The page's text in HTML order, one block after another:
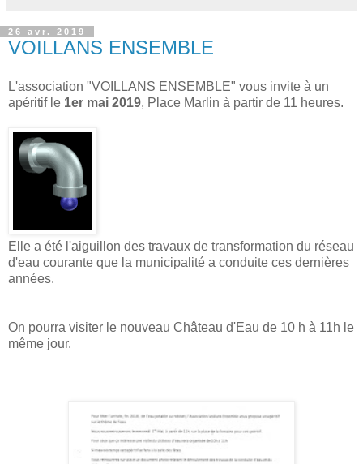
26 avr. 2019
VOILLANS ENSEMBLE
L'association "VOILLANS ENSEMBLE" vous invite à un
apéritif le 1er mai 2019, Place Marlin à partir de 11 heures.
Elle a été l'aiguillon des travaux de transformation du réseau
d'eau courante que la municipalité a conduite ces dernières
années.
On pourra visiter le nouveau Château d'Eau de 10 h à 11h le
même jour.